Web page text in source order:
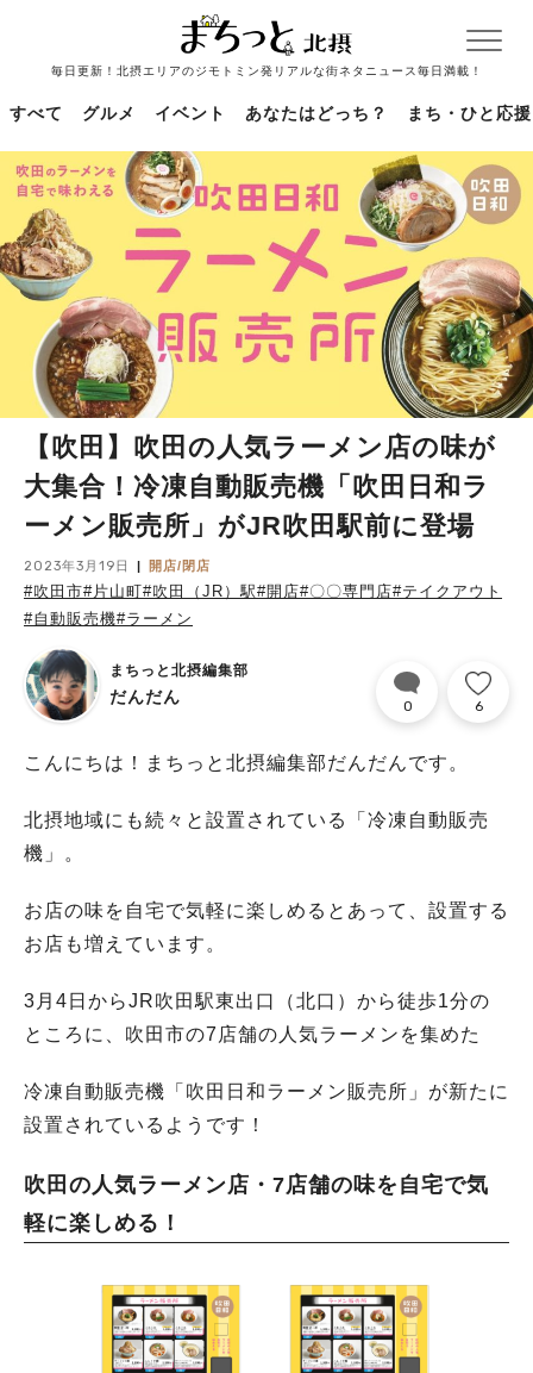
毎日更新！北摂エリアのジモトミン発リアルな街ネタニュース毎日満載！
すべて グルメ イベント あなたはどっち？ まち・ひと応援
【吹田】吹田の人気ラーメン店の味が
大集合！冷凍自動販売機「吹田日和ラ
ーメン販売所」がJR吹田駅前に登場
2023年3月19日 開店/閉店
#吹田市#片山町#吹田（JR）駅#開店#〇〇専門店#テイクアウト
#自動販売機#ラーメン
まちっと北摂編集部
だんだん 0 6
こんにちは！まちっと北摂編集部だんだんです。
北摂地域にも続々と設置されている「冷凍自動販売
機」。
お店の味を自宅で気軽に楽しめるとあって、設置する
お店も増えています。
3月4日からJR吹田駅東出口（北口）から徒歩1分の
ところに、吹田市の7店舗の人気ラーメンを集めた
冷凍自動販売機「吹田日和ラーメン販売所」が新たに
設置されているようです！
吹田の人気ラーメン店・7店舗の味を自宅で気
軽に楽しめる！